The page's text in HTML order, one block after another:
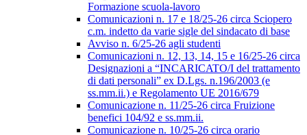
Formazione scuola-lavoro
Comunicazioni n. 17 e 18/25-26 circa Sciopero
c.m. indetto da varie sigle del sindacato di base
Avviso n. 6/25-26 agli studenti
Comunicazioni n. 12, 13, 14, 15 e 16/25-26 circa
Designazioni a “INCARICATO/I del trattamento
di dati personali” ex D.Lgs. n.196/2003 (e
ss.mm.ii.) e Regolamento UE 2016/679
Comunicazione n. 11/25-26 circa Fruizione
benefici 104/92 e ss.mm.ii.
Comunicazione n. 10/25-26 circa orario